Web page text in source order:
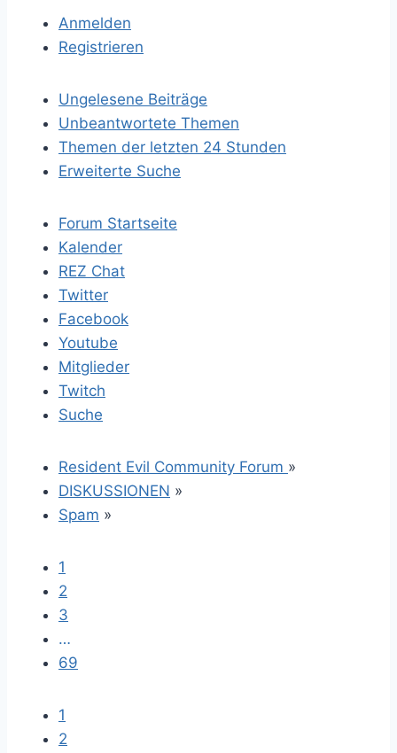
Anmelden
Registrieren
Ungelesene Beiträge
Unbeantwortete Themen
Themen der letzten 24 Stunden
Erweiterte Suche
Forum Startseite
Kalender
REZ Chat
Twitter
Facebook
Youtube
Mitglieder
Twitch
Suche
Resident Evil Community Forum »
DISKUSSIONEN »
Spam »
1
2
3
…
69
1
2